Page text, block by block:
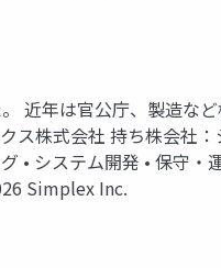
近年は官公庁、製造な
ス株式会社 持ち株会社
• システム開発 • 保守・
Simplex Inc.